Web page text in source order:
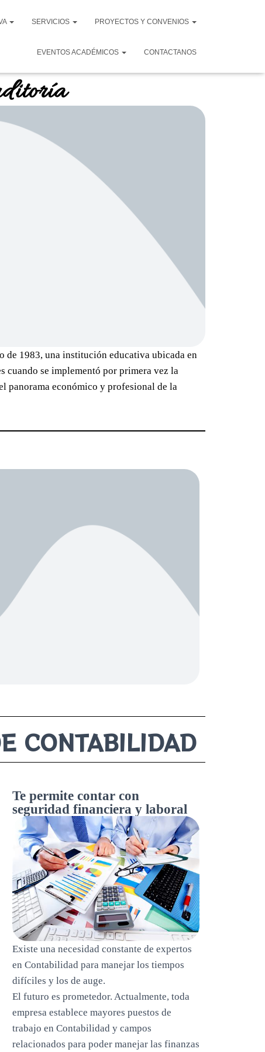
SERVICIOS PROYECTOS Y CONVENIOS
EVENTOS ACADÉMICOS CONTACTANOS
de 1983, una institución educativa ubicada en
cuando se implementó por primera vez la
panorama económico y profesional de la
CONTABILIDAD
Te permite contar con
seguridad financiera y laboral
Existe una necesidad constante de expertos
en Contabilidad para manejar los tiempos
difíciles y los de auge.
El futuro es prometedor. Actualmente, toda
empresa establece mayores puestos de
trabajo en Contabilidad y campos
relacionados para poder manejar las finanzas